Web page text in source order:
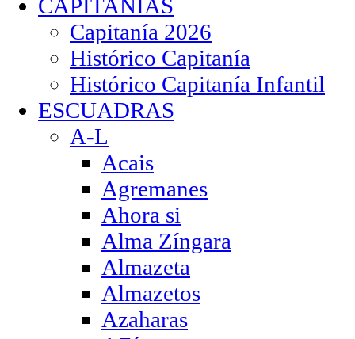
CAPITANÍAS
Capitanía 2026
Histórico Capitanía
Histórico Capitanía Infantil
ESCUADRAS
A-L
Acais
Agremanes
Ahora si
Alma Zíngara
Almazeta
Almazetos
Azaharas